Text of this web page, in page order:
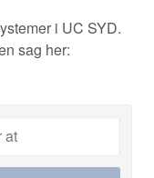
i UC SYD.
sag her: